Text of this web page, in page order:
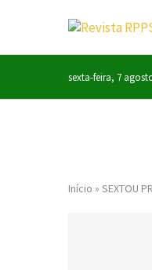
sexta-feira, 7
Início » SEXTOU